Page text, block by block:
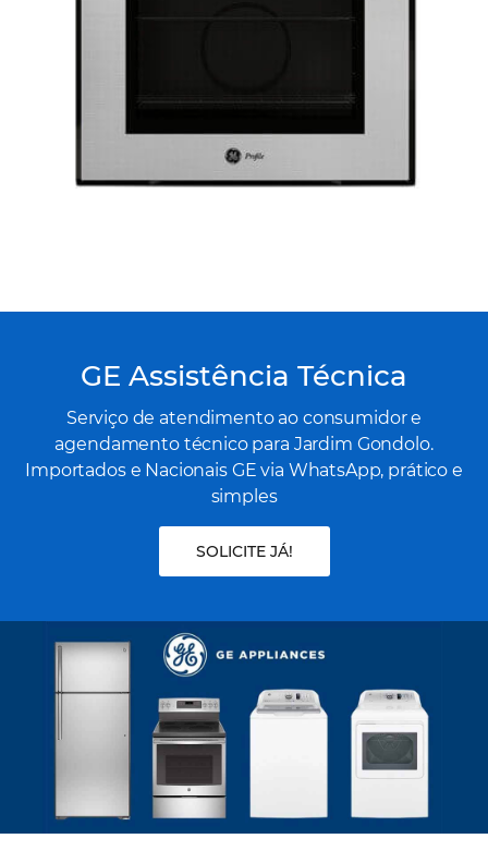
GE Assistência Técnica
Serviço de atendimento ao consumidor e
agendamento técnico para Jardim Gondolo.
Importados e Nacionais GE via WhatsApp, prático e
simples
SOLICITE JÁ!